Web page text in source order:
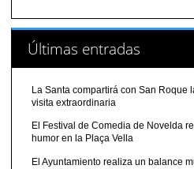
Últimas entradas
La Santa compartirá con San Roque
visita extraordinaria
El Festival de Comedia de Novelda
humor en la Plaça Vella
El Ayuntamiento realiza un balance